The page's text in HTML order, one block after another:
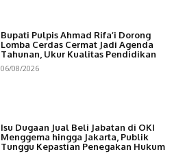
Bupati Pulpis Ahmad Rifa’i Dorong
Lomba Cerdas Cermat Jadi Agenda
Tahunan, Ukur Kualitas Pendidikan
06/08/2026
Isu Dugaan Jual Beli Jabatan di OKI
Menggema hingga Jakarta, Publik
Tunggu Kepastian Penegakan Hukum